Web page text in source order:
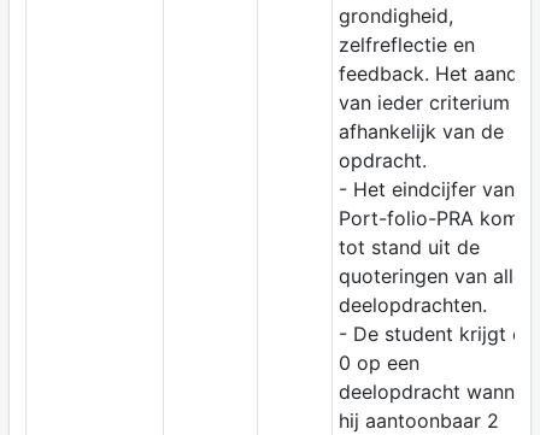
grondigheid,
zelfreflectie en
feedback. Het
van ieder criterium is
afhankelijk van de
opdracht.
- Het eindcijfer van
Port-folio-PRA komt
tot stand uit de
quoteringen van alle
deelopdrachten.
- De student krijgt
0 op een
deelopdracht
hij aantoonbaar 2